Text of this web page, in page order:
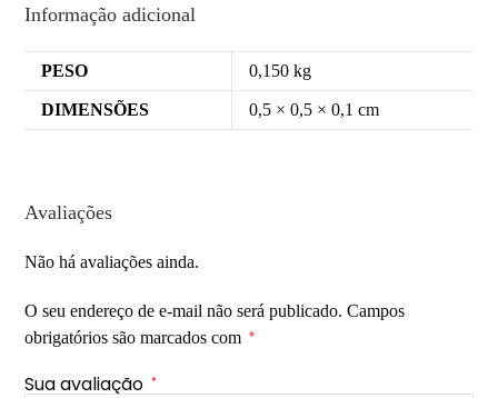
Informação adicional
PESO 0,150 kg
DIMENSÕES 0,5 × 0,5 × 0,1 cm
Avaliações
Não há avaliações ainda.
O seu endereço de e-mail não será publicado. Campos
obrigatórios são marcados com
*
Sua avaliação *